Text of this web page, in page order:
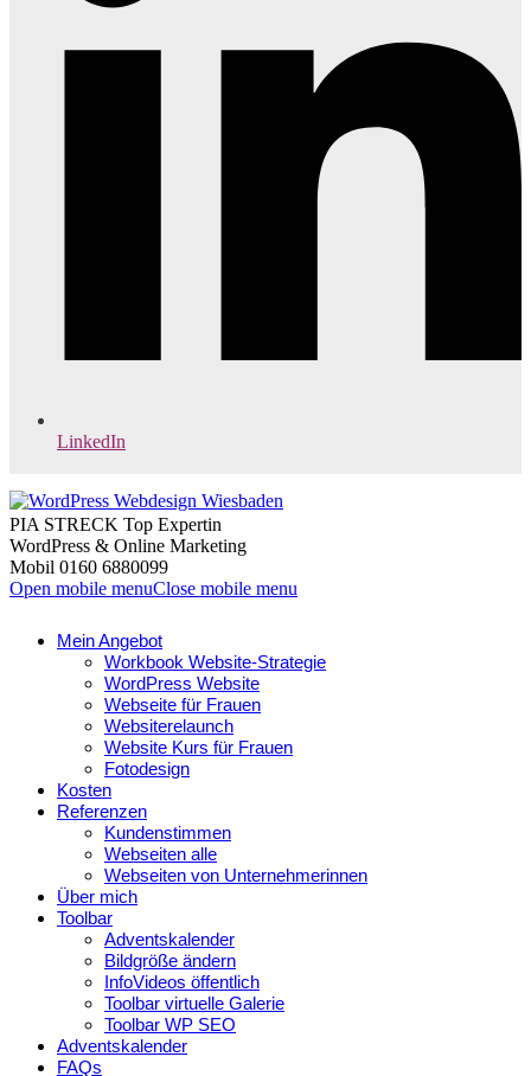
LinkedIn
PIA STRECK Top Expertin
WordPress & Online Marketing
Mobil 0160 6880099
Open mobile menuClose mobile menu
Mein Angebot
Workbook Website-Strategie
WordPress Website
Webseite für Frauen
Websiterelaunch
Website Kurs für Frauen
Fotodesign
Kosten
Referenzen
Kundenstimmen
Webseiten alle
Webseiten von Unternehmerinnen
Über mich
Toolbar
Adventskalender
Bildgröße ändern
InfoVideos öffentlich
Toolbar virtuelle Galerie
Toolbar WP SEO
Adventskalender
FAQs